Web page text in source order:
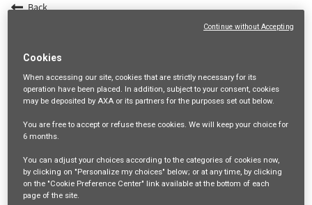
Back
Entrepreneur en gestion de patrimoine (F/H) -
Dpt 41
41-LOIR-ET-CHER, FR, 99999
VENTES ET DISTRIBUTION
Get future jobs matching this search
Login
Cookies
When accessing our site, cookies that are strictly necessary for its
operation have been placed. In addition, subject to your consent, cookies
may be deposited by AXA or its partners for the purposes set out below.
You are freeto accept or refusethese cookies. We will keep your choice for
6 months.
You can adjust your choices according to the categories of cookies now,
by clicking on "Personalize my choices" below; or at any time, by clicking
on the "Cookie Preference Center" link available at the bottom of each
page of the site.
Continue without Accepting